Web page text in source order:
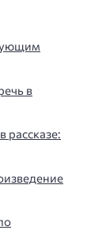
в
рассказе: